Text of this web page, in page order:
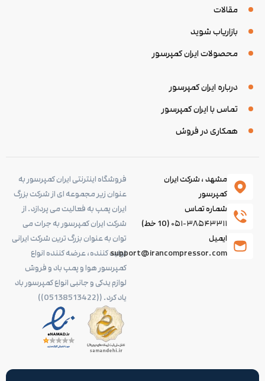
درباره ایران کمپرسور
تماس با ایران کمپرسور
همکاری در فروش
مقالات
بازاریاب شوید
محصولات ایران کمپرسور
فروشگاه اینترنتی ایران کمپرسور به
عنوان زیر مجموعه ای از شرکت بزرگ
ایران پمپ به فعالیت می پردازد. از
شرکت ایران کمپرسور به جرات می
توان به عنوان بزرگ ترین شرکت ایرانی
تولید کننده، عرضه کننده انواع
کمپرسور هوا و پمپ باد و فروش
لوازم یدکی و جانبی انواع کمپرسور باد
یاد کرد. ((05138513422))
مشهد ، شرکت ایران
کمپرسور
شماره تماس
۰۵۱-۳۸۵۴۳۳۱۱ (10 خط)
ایمیل
support@irancompressor.com